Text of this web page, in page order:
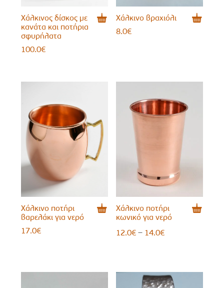
Χάλκινος δίσκος με
κανάτα και ποτήρια
σφυρήλατα
100.0€
Χάλκινο βραχιόλι
8.0€
Χάλκινο ποτήρι
βαρελάκι για νερό
17.0€
Χάλκινο ποτήρι
κωνικό για νερό
12.0€ – 14.0€Price
14.0€